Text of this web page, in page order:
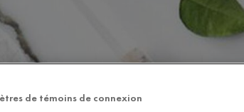
de témoins de connexion